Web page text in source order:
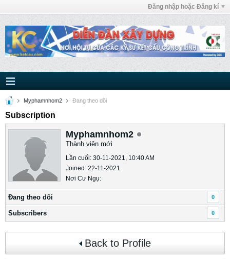
Đăng nhập hoặc Đăng kí
Myphamnhom2 Ðang theo dõi
Subscription
Myphamnhom2
Thành viên mới
Lần cuối: 30-11-2021, 10:40 AM
Joined: 22-11-2021
Nơi Cư Ngụ:
Ðang theo dõi 0
Subscribers 0
Back to Profile